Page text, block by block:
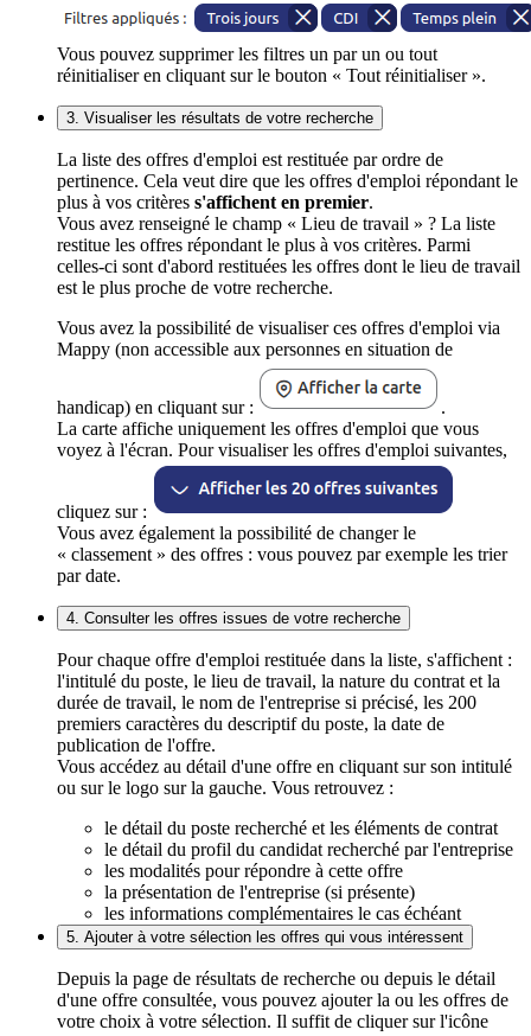
Vous pouvez supprimer les filtres un par un ou tout
réinitialiser en cliquant sur le bouton « Tout réinitialiser ».
3. Visualiser les résultats de votre recherche
La liste des offres d'emploi est restituée par ordre de
pertinence. Cela veut dire que les offres d'emploi répondant le
plus à vos critères s'affichent en premier.
Vous avez renseigné le champ « Lieu de travail » ? La liste
restitue les offres répondant le plus à vos critères. Parmi
celles-ci sont d'abord restituées les offres dont le lieu de travail
est le plus proche de votre recherche.
Vous avez la possibilité de visualiser ces offres d'emploi via
Mappy (non accessible aux personnes en situation de
handicap) en cliquant sur :
.
La carte affiche uniquement les offres d'emploi que vous
voyez à l'écran. Pour visualiser les offres d'emploi suivantes,
cliquez sur :
Vous avez également la possibilité de changer le
« classement » des offres : vous pouvez par exemple les trier
par date.
4. Consulter les offres issues de votre recherche
Pour chaque offre d'emploi restituée dans la liste, s'affichent :
l'intitulé du poste, le lieu de travail, la nature du contrat et la
durée de travail, le nom de l'entreprise si précisé, les 200
premiers caractères du descriptif du poste, la date de
publication de l'offre.
Vous accédez au détail d'une offre en cliquant sur son intitulé
ou sur le logo sur la gauche. Vous retrouvez :
le détail du poste recherché et les éléments de contrat
le détail du profil du candidat recherché par l'entreprise
les modalités pour répondre à cette offre
la présentation de l'entreprise (si présente)
les informations complémentaires le cas échéant
5. Ajouter à votre sélection les offres qui vous intéressent
Depuis la page de résultats de recherche ou depuis le détail
d'une offre consultée, vous pouvez ajouter la ou les offres de
votre choix à votre sélection. Il suffit de cliquer sur l'icône